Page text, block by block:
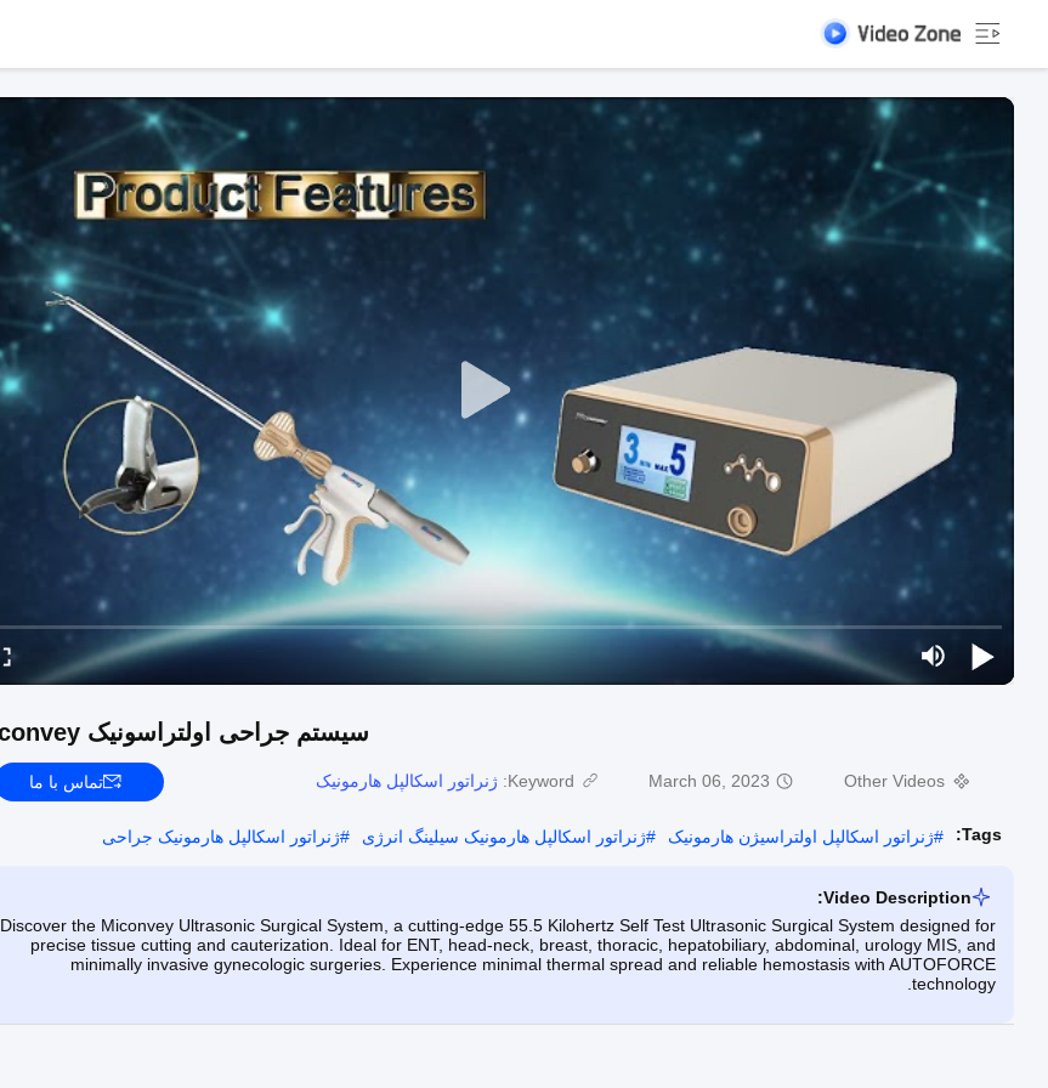
سیستم جراحی اولتراسونیک Miconvey
Other Videos
March 06, 2023
Keyword: ژنراتور اسکالپل هارمونیک تماس با ما
Tags:
#ژنراتور اسکالپل اولتراسیژن هارمونیک #ژنراتور اسکالپل هارمونیک سیلینگ انرژی #ژنراتور اسکالپل هارمونیک جراحی
Video Description:
Discover the Miconvey Ultrasonic Surgical System, a cutting-edge 55.5 Kilohertz Self Test Ultrasonic Surgical System designed for
precise tissue cutting and cauterization. Ideal for ENT, head-neck, breast, thoracic, hepatobiliary, abdominal, urology MIS, and
minimally invasive gynecologic surgeries. Experience minimal thermal spread and reliable hemostasis with AUTOFORCE
technology.